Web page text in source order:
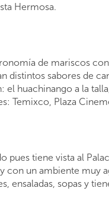
Hermosa.
de mariscos
distintos sabores de
huachinango a la
Temixco, Plaza
pues tiene vista al
un ambiente muy
ensaladas, sopas y